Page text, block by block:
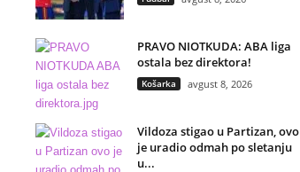
PRAVO NIOTKUDA: ABA liga
ostala bez direktora!
Košarka avgust 8, 2026
Vildoza stigao u Partizan, ovo
je uradio odmah po sletanju
u...